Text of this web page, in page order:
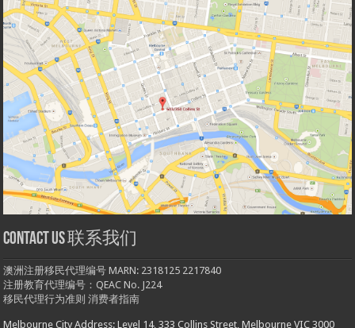
Contact us 联系我们
澳洲注册移民代理编号 MARN: 2318125 2217840
注册教育代理编号：QEAC No. J224
移民代理行为准则 消费者指南
Melbourne City Address: Level 14, 333 Collins Street, Melbourne VIC 3000